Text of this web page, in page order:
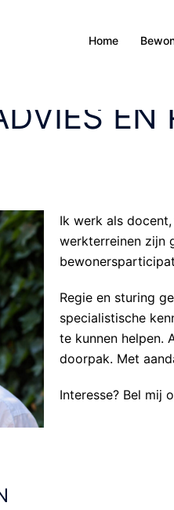
Home
EN
Ik werk als
werkterreinen zijn
Regie en sturing
specialistische
te kunnen helpen.
doorpak. Met
Interesse? Bel mij